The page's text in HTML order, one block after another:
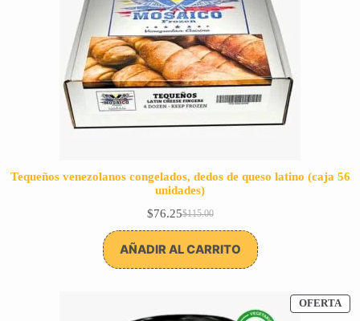
Tequeños venezolanos congelados, dedos de queso latino (caja 56
unidades)
$115.00
El
precio
original
$115.00.
$76.25El
precio
actual
$76.25.
AÑADIR AL CARRITO
OFERTA
EN